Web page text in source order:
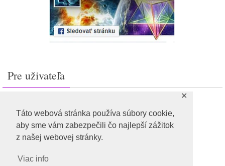
Táto webová stránka používa súbory cookie,
aby sme vám zabezpečili čo najlepší zážitok
z našej webovej stránky.
Viac info
✕
Pre uživateľa
Feed záznamov
RSS feed komentárov
WordPress.org